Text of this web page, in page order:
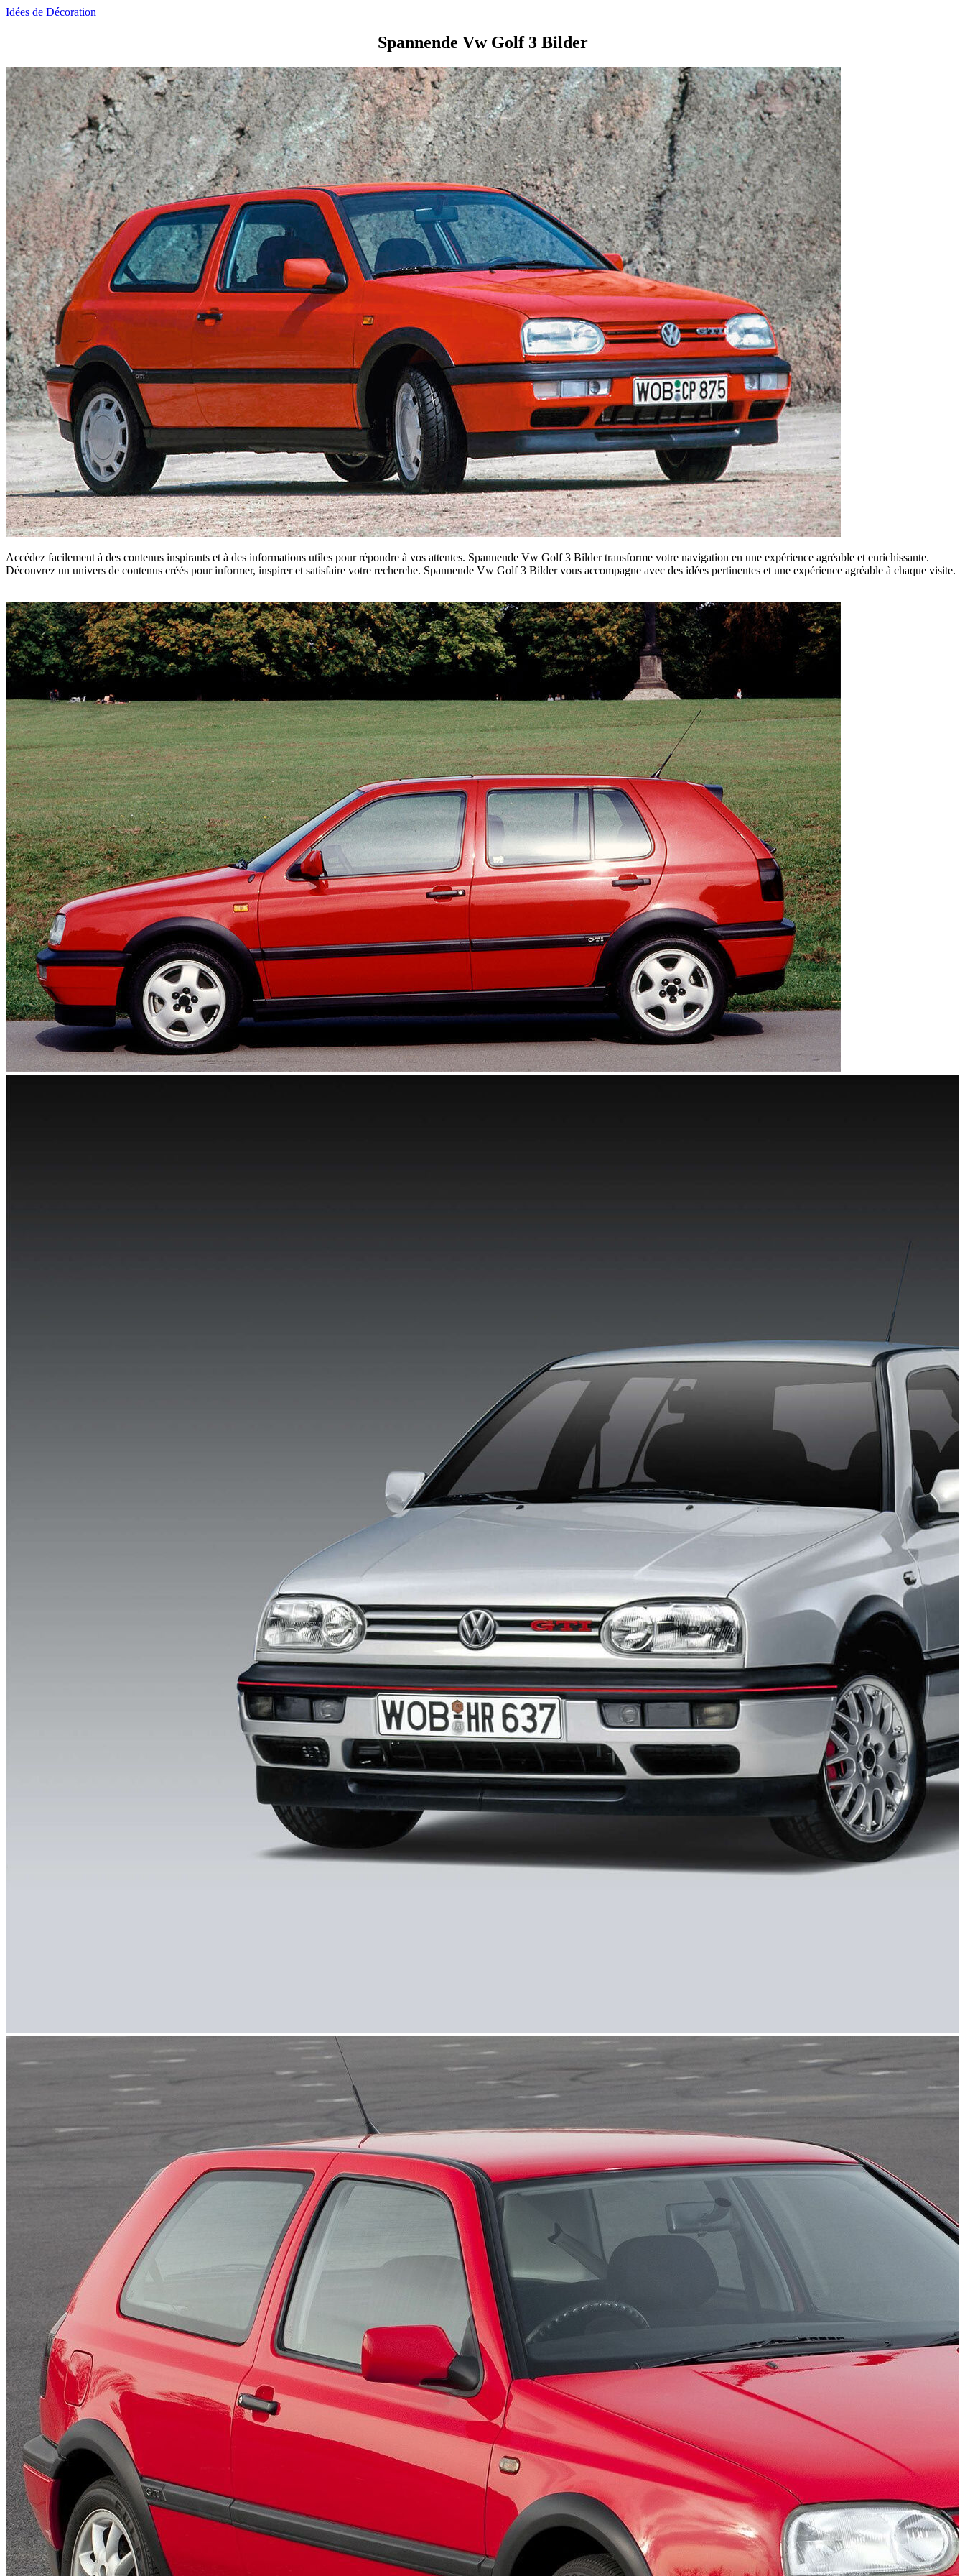
Idées de Décoration
Spannende Vw Golf 3 Bilder
Accédez facilement à des contenus inspirants et à des informations utiles pour répondre à vos attentes. Spannende Vw Golf 3 Bilder transforme votre navigation en une expérience agréable et enrichissante.
Découvrez un univers de contenus créés pour informer, inspirer et satisfaire votre recherche. Spannende Vw Golf 3 Bilder vous accompagne avec des idées pertinentes et une expérience agréable à chaque visite.